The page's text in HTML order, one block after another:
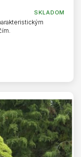
SKLADOM